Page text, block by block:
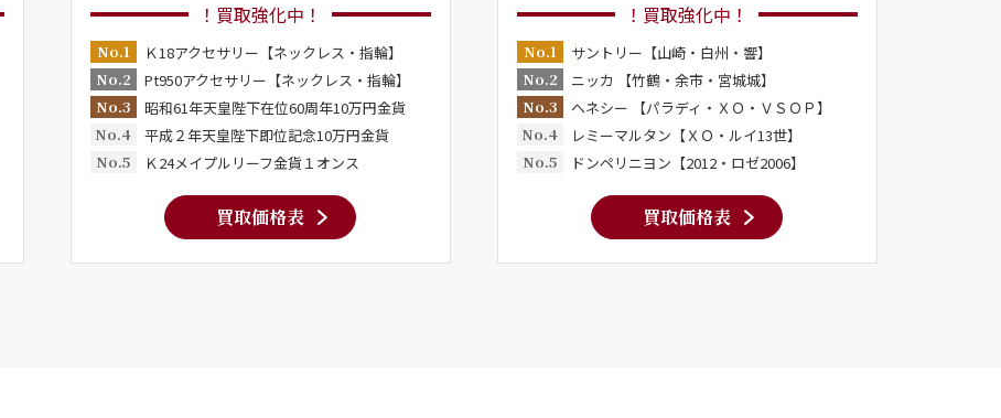
！買取強化中！
No.1
Ｋ18アクセサリー【ネックレス・指輪】
No.2
Pt950アクセサリー【ネックレス・指輪】
No.3
昭和61年天皇陛下在位60周年10万円金貨
No.4
平成２年天皇陛下即位記念10万円金貨
No.5
Ｋ24メイプルリーフ金貨１オンス
買取価格表
！買取強化中！
No.1
サントリー【山崎・白州・響】
No.2
ニッカ 【竹鶴・余市・宮城城】
No.3
ヘネシー 【パラディ・ＸＯ・ＶＳＯＰ】
No.4
レミーマルタン【ＸＯ・ルイ13世】
No.5
ドンペリニヨン【2012・ロゼ2006】
買取価格表